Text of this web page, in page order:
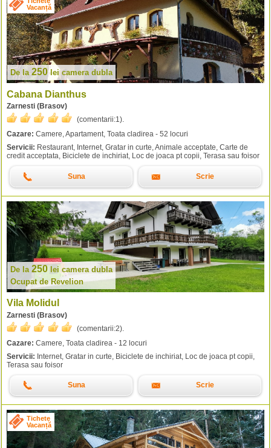
Vacanță
De la 250lei camera dubla
Cabana Dianthus
Zarnesti (Brasov)
(comentarii:1).
Cazare: Camere, Apartament, Toata cladirea - 52 locuri
Servicii: Restaurant, Internet, Gratar in curte, Animale acceptate, Carte de
credit acceptata, Biciclete de inchiriat, Loc de joaca pt copii, Terasa sau foisor
Suna Scrie
De la 250 lei camera dubla
Ocupat de Revelion
Vila Molidul
Zarnesti (Brasov)
(comentarii:2).
Cazare: Camere, Toata cladirea - 12 locuri
Servicii: Internet, Gratar in curte, Biciclete de inchiriat, Loc de joaca pt copii,
Terasa sau foisor
Suna Scrie
Tichete
Vacanță